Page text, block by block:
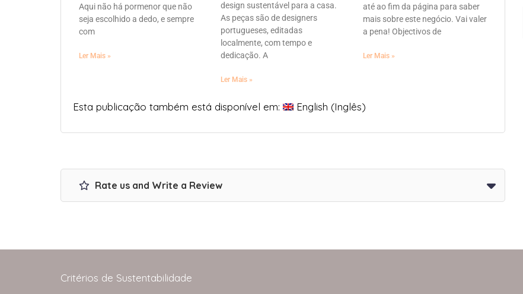
Aqui não há pormenor que não
seja escolhido a dedo, e sempre
com
Ler Mais »
design sustentável para a casa.
As peças são de designers
portugueses, editadas
localmente, com tempo e
dedicação. A
Ler Mais »
até ao fim da página para saber
mais sobre este negócio. Vai valer
a pena! Objectivos de
Ler Mais »
Esta publicação também está disponível em: English (Inglês)
Rate us and Write a Review
Critérios de Sustentabilidade